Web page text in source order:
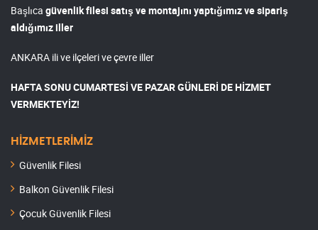
Başlıca güvenlik filesi satış ve montajını yaptığımız ve sipariş
aldığımız iller
ANKARA ili ve ilçeleri ve çevre iller
HAFTA SONU CUMARTESİ VE PAZAR GÜNLERİ DE HİZMET
VERMEKTEYİZ!
HİZMETLERİMİZ
Güvenlik Filesi
Balkon Güvenlik Filesi
Çocuk Güvenlik Filesi